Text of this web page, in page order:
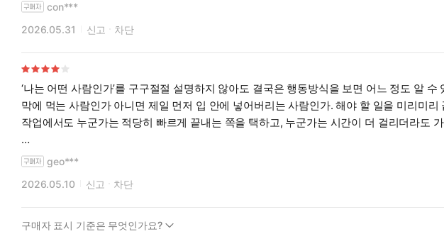
con***
2026.05.31
신고 차단
‘나는 어떤 사람인가’를 구구절절 설명하지 않아도 결국은 행동방식을 보면 어느 정도 알
막에 먹는 사람인가 아니면 제일 먼저 입 안에 넣어버리는 사람인가. 해야 할 일을 미리미
작업에서도 누군가는 적당히 빠르게 끝내는 쪽을 택하고, 누군가는 시간이 더 걸리더라도
무라카미 하루키의 <오후의 마지막 잔디> 속 주인공은 바로 그런 사람이다. “그렇게 해야
가지런한 풍경을 보고 있으면 분명 기분은 상쾌해진다. 하지만 동시에 그런 일을 굳이 계
적극적으로 살고 싶지는 않은 사람. 어쩐지 하루키 소설 속 남자 주인공들의 결이 그대로 느
열심히는 살지만 지나치게 의욕적이고 싶지는 않은 사람. 세상과 완전히 등을 지지는 않지
geo***
2026.05.10
신고 차단
구매자 표시 기준은 무엇인가요?